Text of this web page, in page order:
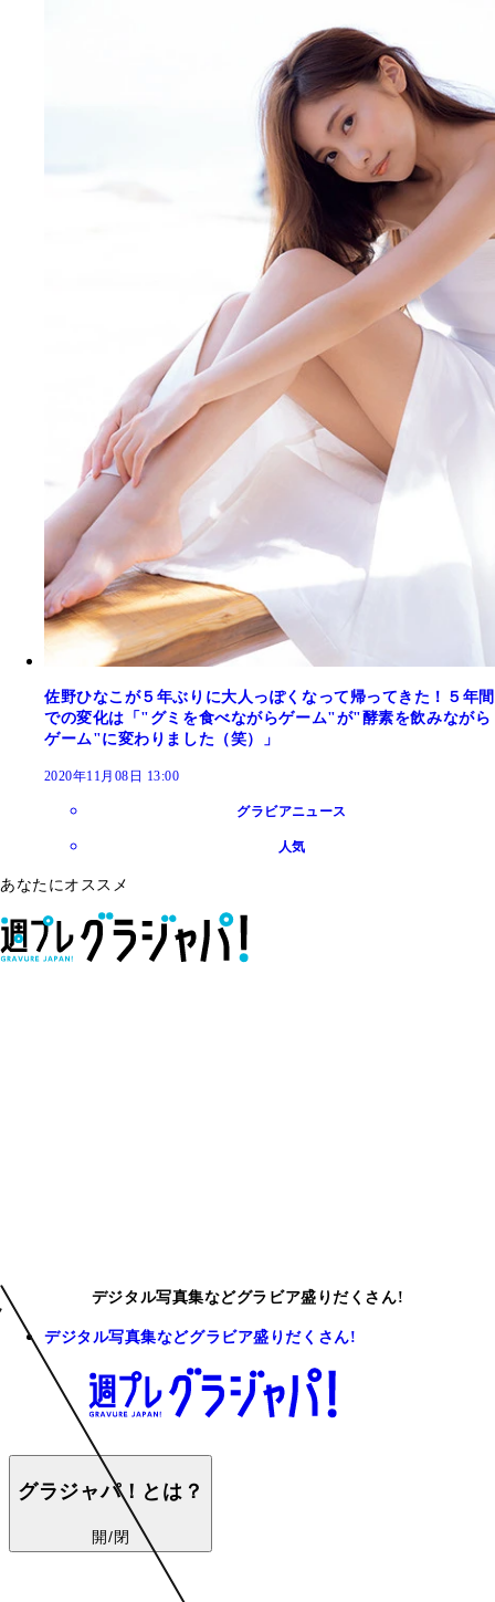
佐野ひなこが５年ぶりに大人っぽくなって帰ってきた！５年間
での変化は「"グミを食べながらゲーム"が"酵素を飲みながら
ゲーム"に変わりました（笑）」
2020年11月08日 13:00
グラビアニュース
人気
あなたにオススメ
デジタル写真集などグラビア盛りだくさん!
デジタル写真集などグラビア盛りだくさん!
グラジャパ！とは？
開/閉